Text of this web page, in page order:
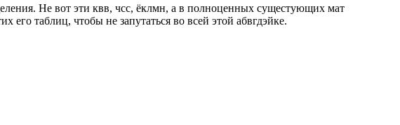
Не вот эти квв, чсс, ёклмн, а в полноценных сущестующих мат
его таблиц, чтобы не запутаться во всей этой абвгдэйке.